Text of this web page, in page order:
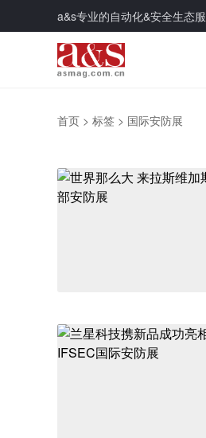
a&s专业的自动化&安全生态
首页 > 标签 > 国际安防展